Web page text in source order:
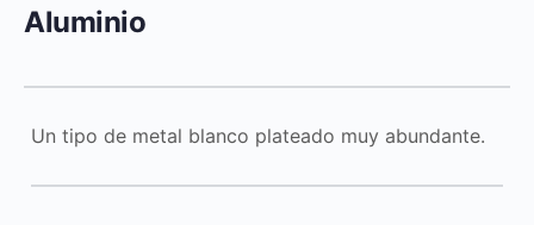
Aluminio
Un tipo de metal blanco plateado muy abundante.